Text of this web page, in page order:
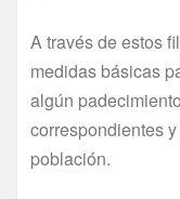
A través de estos
medidas básicas
algún
correspondientes
población.